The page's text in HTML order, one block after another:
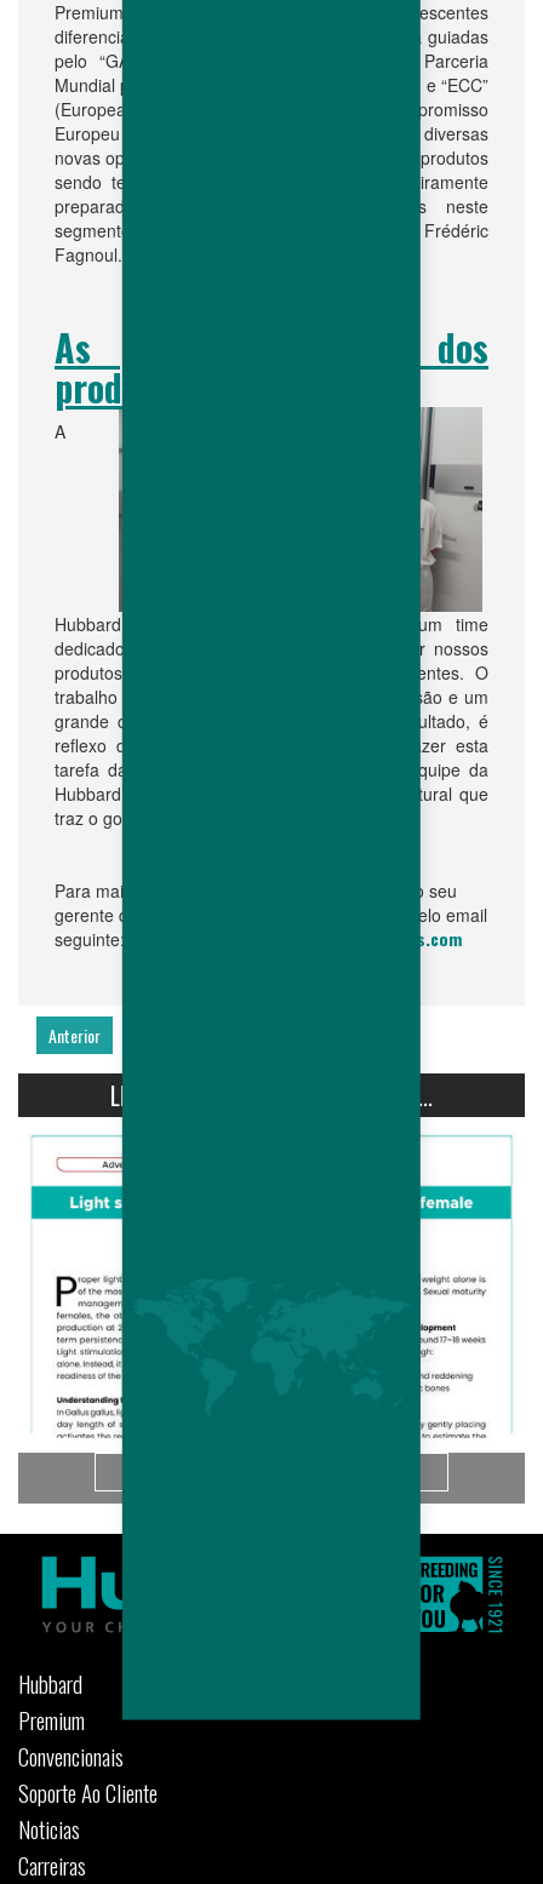
Premium afim de responder às crescentes
diferenciações de mercados no mundo avícola guiadas
pelo “GAP” (Global Animal Partnership ou Parceria
Mundial para os Animais) na América do Norte, e “ECC”
(European Chicken Commitment ou Compromisso
Europeu para o Frango) na Europa. “Com diversas
novas opções em nossa linha de P&D e alguns produtos
sendo testados no campo, nós estamos inteiramente
preparados para desenvolvimentos futuros neste
segmento da indústria avícola”, explica Frédéric
Fagnoul.
As pessoas por trás dos
produtos
A
Hubbard tem orgulho de dizer que tem um time
dedicado que trabalha todo dia para melhorar nossos
produtos Premium afim de satisfazer os clientes. O
trabalho de seleção necessita uma certa precisão e um
grande cuidado com os animais. O bom resultado, é
reflexo de uma equipe comprometida em fazer esta
tarefa da melhor maneira possível. Toda a equipe da
Hubbard tem o objetivo de: “ser a escolha natural que
traz o gosto da diferença no mundo inteiro!”.
Para mais informações, entre em contato com o seu
gerente de vendas ou com a equipe Hubbard pelo email
seguinte:
marketing.hubbard@hubbardbreeders.com
Anterior
LIGHT STIMULATION OF HUBBARD...
Hubbard
Premium
Convencionais
Soporte Ao Cliente
Noticias
Carreiras